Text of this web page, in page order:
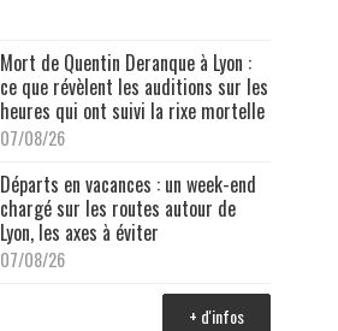
Mort de Quentin Deranque à Lyon :
ce que révèlent les auditions sur les
heures qui ont suivi la rixe mortelle
07/08/26
Départs en vacances : un week-end
chargé sur les routes autour de
Lyon, les axes à éviter
07/08/26
+ d'infos